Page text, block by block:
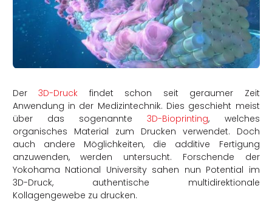
Der 3D-Druck findet schon seit geraumer Zeit
Anwendung in der Medizintechnik. Dies geschieht meist
über das sogenannte3D-Bioprinting, welches
organisches Material zum Drucken verwendet. Doch
auch andere Möglichkeiten, die additive Fertigung
anzuwenden, werden untersucht. Forschende der
Yokohama National University sahen nun Potential im
3D-Druck, authentische multidirektionale
Kollagengewebe zu drucken.